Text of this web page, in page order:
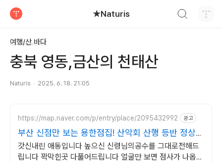
★Naturis
여행/산 바다
충북 영동,금산의 천태산
Naturis 2025. 6. 18. 21:05
https://map.naver.com/p/entry/place/2095432992 광고
부산 신점만 보는 용한점집! 산악회 산행 등반 정상등
정
갓신내린 애동입니다 높으신 신령님의공수를 그대로전해드
립니다 꽉막힌곳 다풀어드립니다 얼굴만 보면 점사가 나옵니